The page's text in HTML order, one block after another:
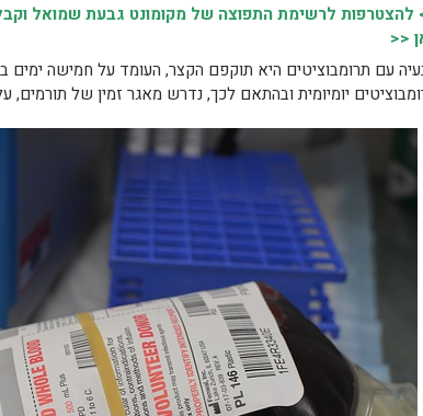
להצטרפות לרשימת התפוצה של מקומונט גבעת שמואל
<<
עם תרומבוציטים היא תוקפם הקצר, העומד על חמישה ימים
יומיומית ובהתאם לכך, נדרש מאגר זמין של תורמים,